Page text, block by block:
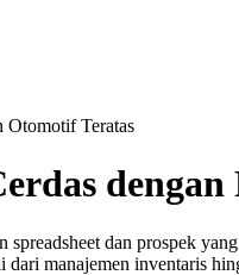
Otomotif Teratas
spreadsheet dan prospek
dari manajemen inventaris